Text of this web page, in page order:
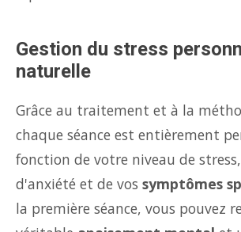
Gestion du stress
naturelle
Grâce au traitement et à la
chaque séance est entièrement
fonction de votre niveau de
d'anxiété et de vos symptômes
la première séance, vous pouvez